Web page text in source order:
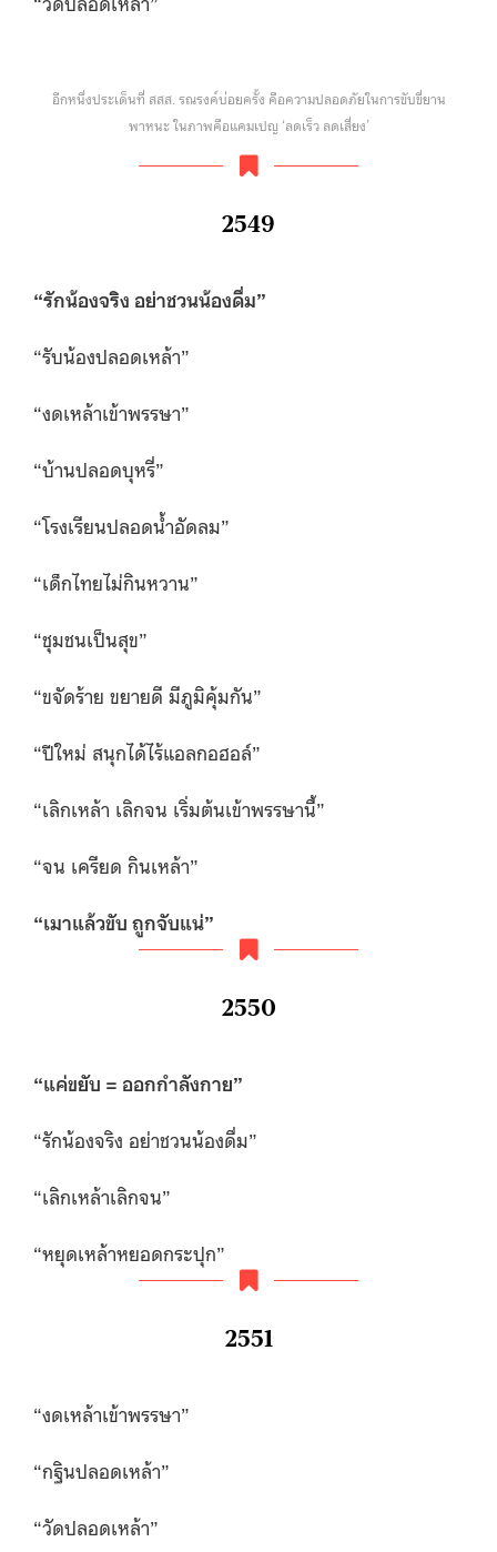
อีกหนึ่งประเด็นที่ สสส. รณรงค์บ่อยครั้ง คือความปลอดภัยในการขับขี่ยาน
พาหนะ ในภาพคือแคมเปญ ‘ลดเร็ว ลดเสี่ยง’
2549
“รักน้องจริง อย่าชวนน้องดื่ม”
“รับน้องปลอดเหล้า”
“งดเหล้าเข้าพรรษา”
“บ้านปลอดบุหรี่”
“โรงเรียนปลอดน้ำอัดลม”
“เด็กไทยไม่กินหวาน”
“ชุมชนเป็นสุข”
“ขจัดร้าย ขยายดี มีภูมิคุ้มกัน”
“ปีใหม่ สนุกได้ไร้แอลกอฮอล์”
“เลิกเหล้า เลิกจน เริ่มต้นเข้าพรรษานี้”
“จน เครียด กินเหล้า”
“เมาแล้วขับ ถูกจับแน่”
2550
“แค่ขยับ = ออกกำลังกาย”
“รักน้องจริง อย่าชวนน้องดื่ม”
“เลิกเหล้าเลิกจน”
“หยุดเหล้าหยอดกระปุก”
2551
“งดเหล้าเข้าพรรษา”
“กฐินปลอดเหล้า”
“วัดปลอดเหล้า”